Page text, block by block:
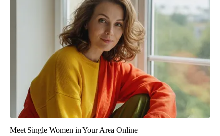
Meet Single Women in Your Area Online